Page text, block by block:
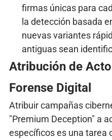
firmas únicas para
la detección basada
nuevas variantes
antiguas sean
Atribución de
Forense Digital
Atribuir campañas
"Premium Deception" a
específicos es una tarea